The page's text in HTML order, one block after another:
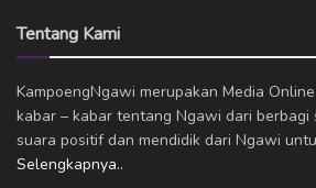
Tentang Kami
KampoengNgawi merupakan Media
kabar – kabar tentang Ngawi dari berbagi
suara positif dan mendidik dari Ngawi
Selengkapnya..